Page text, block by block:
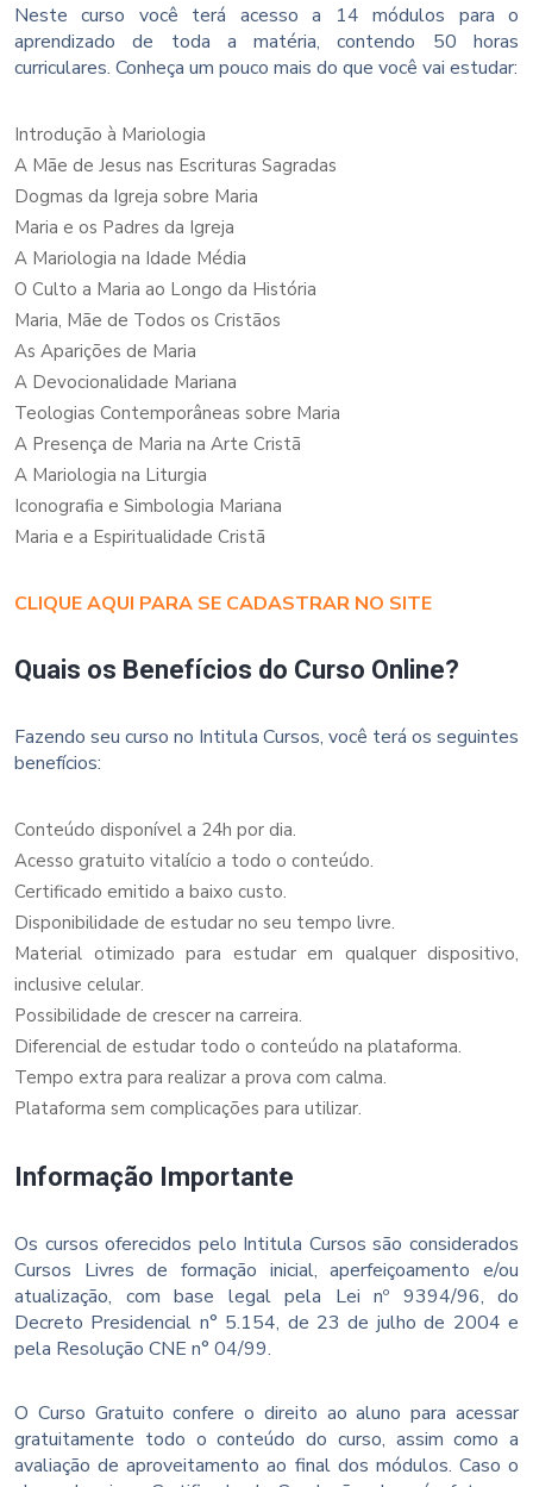
Neste curso você terá acesso a 14 módulos para o
aprendizado de toda a matéria, contendo 50 horas
curriculares. Conheça um pouco mais do que você vai estudar:
Introdução à Mariologia
A Mãe de Jesus nas Escrituras Sagradas
Dogmas da Igreja sobre Maria
Maria e os Padres da Igreja
A Mariologia na Idade Média
O Culto a Maria ao Longo da História
Maria, Mãe de Todos os Cristãos
As Aparições de Maria
A Devocionalidade Mariana
Teologias Contemporâneas sobre Maria
A Presença de Maria na Arte Cristã
A Mariologia na Liturgia
Iconografia e Simbologia Mariana
Maria e a Espiritualidade Cristã
CLIQUE AQUI PARA SE CADASTRAR NO SITE
Quais os Benefícios do Curso Online?
Fazendo seu curso no Intitula Cursos, você terá os seguintes
benefícios:
Conteúdo disponível a 24h por dia.
Acesso gratuito vitalício a todo o conteúdo.
Certificado emitido a baixo custo.
Disponibilidade de estudar no seu tempo livre.
Material otimizado para estudar em qualquer dispositivo,
inclusive celular.
Possibilidade de crescer na carreira.
Diferencial de estudar todo o conteúdo na plataforma.
Tempo extra para realizar a prova com calma.
Plataforma sem complicações para utilizar.
Informação Importante
Os cursos oferecidos pelo Intitula Cursos são considerados
Cursos Livres de formação inicial, aperfeiçoamento e/ou
atualização, com base legal pela Lei nº 9394/96, do
Decreto Presidencial n° 5.154, de 23 de julho de 2004 e
pela Resolução CNE n° 04/99.
O Curso Gratuito confere o direito ao aluno para acessar
gratuitamente todo o conteúdo do curso, assim como a
avaliação de aproveitamento ao final dos módulos. Caso o